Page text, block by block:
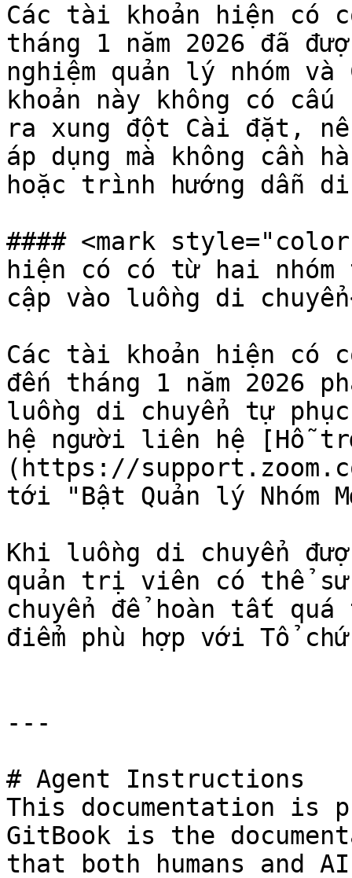
Các tài khoản hiện có
tháng 1 năm 2026 đã
nghiệm quản lý nhóm
khoản này không có
ra xung đột Cài đặt,
áp dụng mà không cần
hoặc trình hướng dẫn
#### <mark
hiện có có từ hai
cập vào luồng di
Các tài khoản hiện có
đến tháng 1 năm 2026
luồng di chuyển tự
hệ người liên hệ [Hỗ
(https://
tới "Bật Quản lý
Khi luồng di chuyển
quản trị viên có thể
chuyển để hoàn tất
điểm phù hợp với Tổ
---
# Agent Instructions
This documentation is
GitBook is the
that both humans and